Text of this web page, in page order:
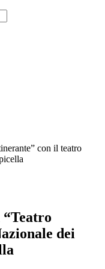
con il teatro
dei